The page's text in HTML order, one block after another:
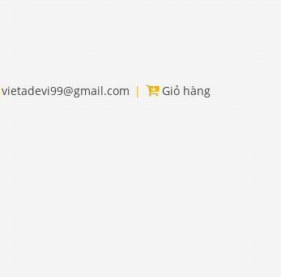
vietadevi99@gmail.com Giỏ hàng